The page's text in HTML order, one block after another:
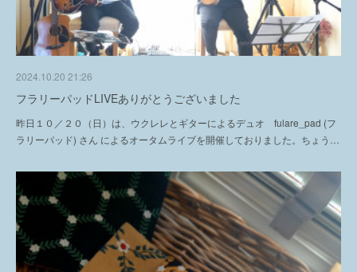
2024.10.20 21:26
フラリーパッドLIVEありがとうございました
昨日１０／２０（日）は、ウクレレとギターによるデュオ fulare_pad (フ
ラリーパッド) さん によるオータムライブを開催しておりました。ちょう…